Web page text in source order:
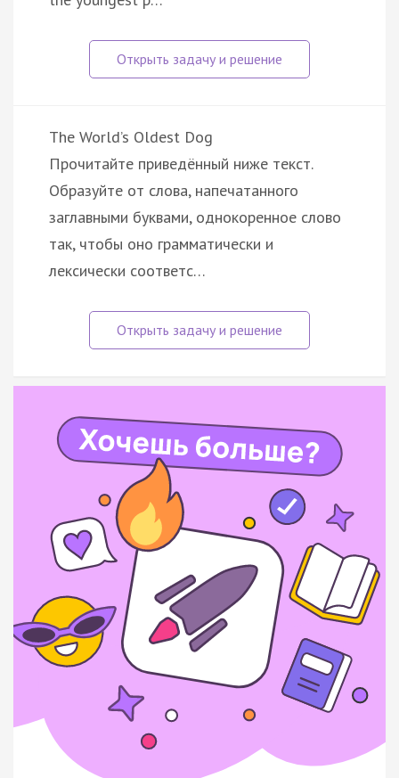
The World’s Oldest Dog
Прочитайте приведённый ниже текст.
Образуйте от слова, напечатанного
заглавными буквами, однокоренное слово
так, чтобы оно грамматически и
лексически соответс…